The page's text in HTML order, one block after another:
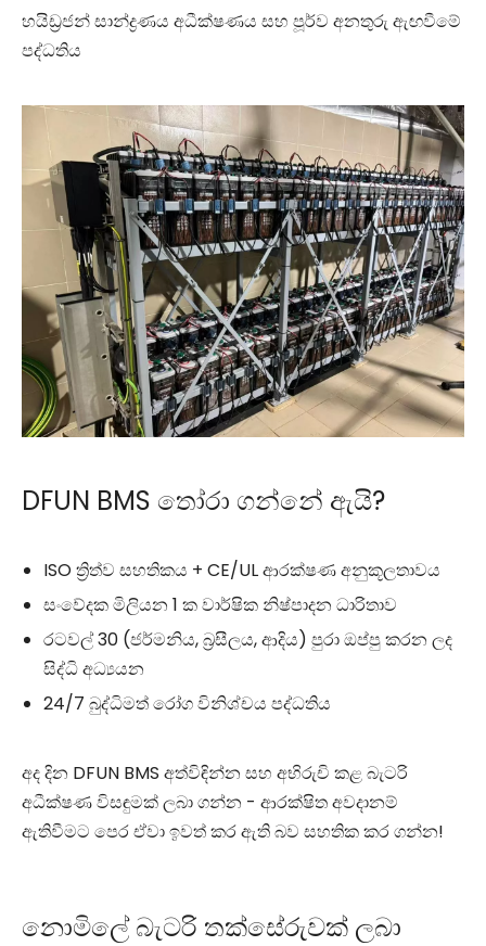
හයිඩ්‍රජන් සාන්ද්‍රණය අධීක්ෂණය සහ පූර්ව අනතුරු ඇඟවීමේ
පද්ධතිය
DFUN BMS තෝරා ගන්නේ ඇයි?
ISO ත්‍රිත්ව සහතිකය + CE/UL ආරක්ෂණ අනුකූලතාවය
සංවේදක මිලියන 1 ක වාර්ෂික නිෂ්පාදන ධාරිතාව
රටවල් 30 (ජර්මනිය, බ්‍රසීලය, ආදිය) පුරා ඔප්පු කරන ලද
සිද්ධි අධ්‍යයන
24/7 බුද්ධිමත් රෝග විනිශ්චය පද්ධතිය
අද දින DFUN BMS අත්විඳින්න සහ අභිරුචි කළ බැටරි
අධීක්ෂණ විසඳුමක් ලබා ගන්න - ආරක්ෂිත අවදානම්
ඇතිවීමට පෙර ඒවා ඉවත් කර ඇති බව සහතික කර ගන්න!
නොමිලේ බැටරි තක්සේරුවක් ලබා